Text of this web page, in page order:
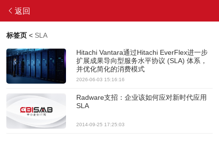
返回
标签页 < SLA
Hitachi Vantara通过Hitachi EverFlex进一步
扩展成果导向型服务水平协议 (SLA) 体系，
并优化简化的消费模式
2026-06-03 15:16:16
Radware支招：企业该如何应对新时代应用
SLA
2014-09-25 17:25:03